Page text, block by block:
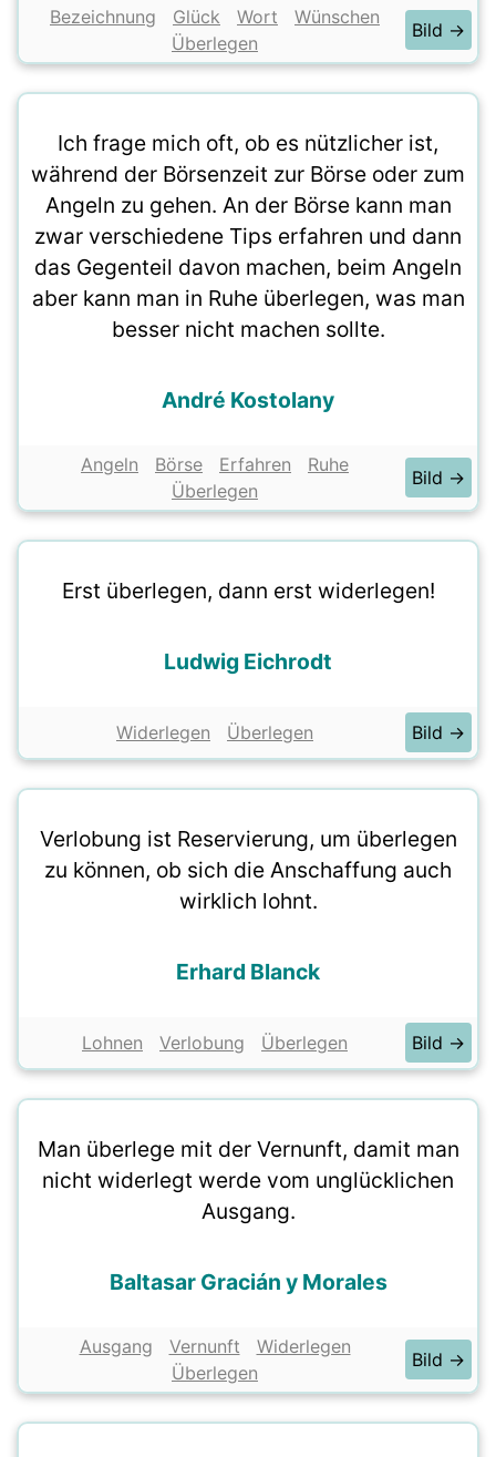
Bezeichnung Glück Wort
Wünschen
Überlegen
Bild →
Ich frage mich oft, ob es nützlicher ist,
während der Börsenzeit zur Börse oder zum
Angeln zu gehen. An der Börse kann man
zwar verschiedene Tips erfahren und dann
das Gegenteil davon machen, beim Angeln
aber kann man in Ruhe überlegen, was man
besser nicht machen sollte.
André Kostolany
Angeln Börse Erfahren
Ruhe
Überlegen
Bild →
Erst überlegen, dann erst widerlegen!
Ludwig Eichrodt
Widerlegen Überlegen Bild →
Verlobung ist Reservierung, um überlegen
zu können, ob sich die Anschaffung auch
wirklich lohnt.
Erhard Blanck
Lohnen Verlobung Überlegen Bild →
Man überlege mit der Vernunft, damit man
nicht widerlegt werde vom unglücklichen
Ausgang.
Baltasar Gracián y Morales
Ausgang Vernunft
Widerlegen
Überlegen
Bild →